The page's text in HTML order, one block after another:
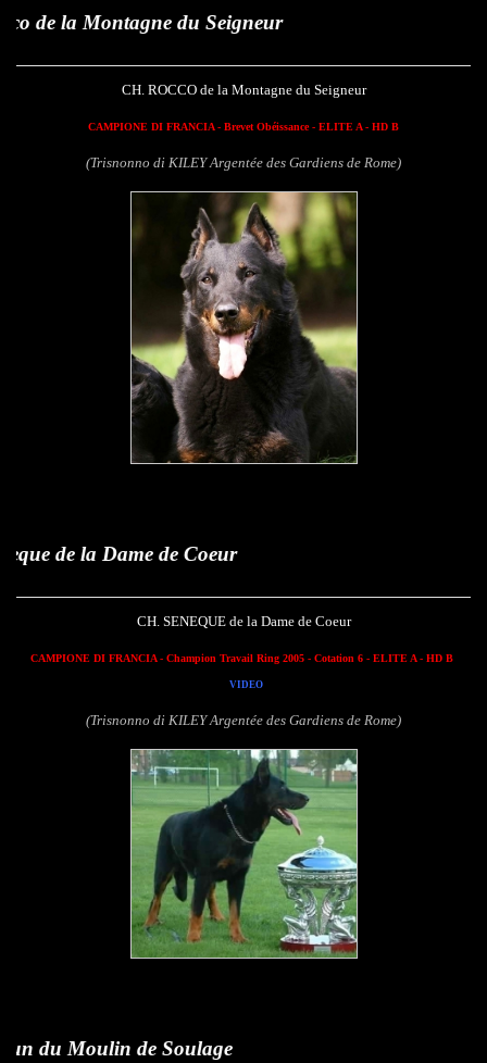
du Seigneur
CH. ROCCO de la Montagne du Seigneur
CAMPIONE DI FRANCIA - Brevet Obéissance - ELITE A - HD B
(Trisnonno di KILEY Argentée des Gardiens de Rome)
Dame de Coeur
CH. SENEQUE de la Dame de Coeur
CAMPIONE DI FRANCIA - Champion Travail Ring 2005 - Cotation 6 - ELITE A - HD B
VIDEO
(Trisnonno di KILEY Argentée des Gardiens de Rome)
de Soulage